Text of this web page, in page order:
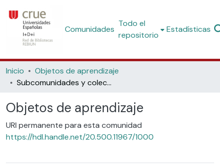
Comunidades
Todo el
repositorio
Estadísticas
Inicio
Objetos de aprendizaje
Subcomunidades y colecciones
Objetos de aprendizaje
URI permanente para esta comunidad
https://hdl.handle.net/20.500.11967/1000